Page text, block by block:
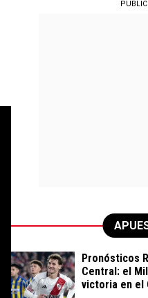
Pronósticos
Central: el
victoria en el